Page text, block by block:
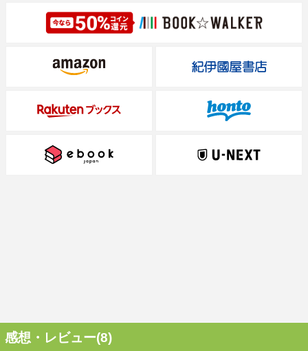
感想・レビュー(8)